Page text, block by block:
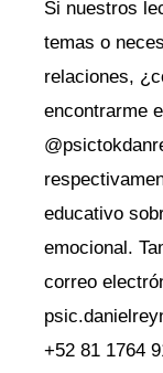
Si nuestros
temas o
relaciones,
encontrarme
educativo
emocional.
correo
+52 81 1764